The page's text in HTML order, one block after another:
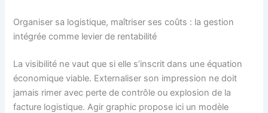
Organiser sa logistique, maîtriser ses coûts : la gestion
intégrée comme levier de rentabilité
La visibilité ne vaut que si elle s’inscrit dans une équation
économique viable. Externaliser son impression ne doit
jamais rimer avec perte de contrôle ou explosion de la
facture logistique. Agir graphic propose ici un modèle